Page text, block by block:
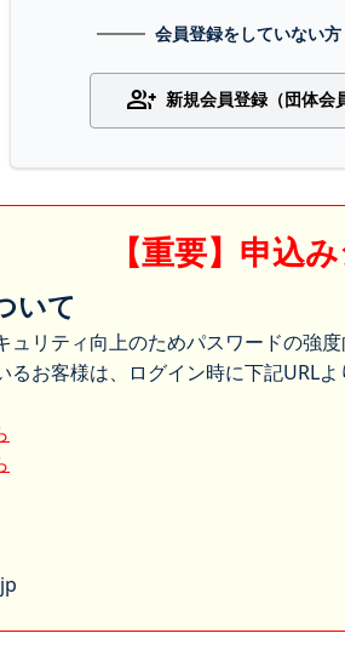
会員登録をしていない方
group_add 新規会員登録（団体会
【重要】申込
いて
リティ向上のためパスワードの強度
お客様は、ログイン時に下記URLよ